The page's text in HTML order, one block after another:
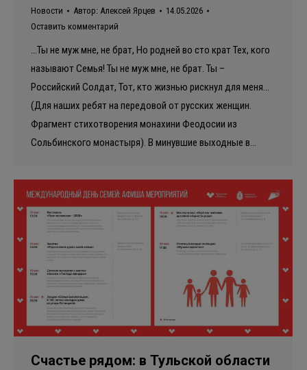
Новости Автор: Алексей Ярцев
14.05.2026
Оставить комментарий
…Ты не муж мне, не брат, Но родней во сто крат Тех, кого
называют Семья! Ты не муж мне, не брат. Ты –
Российский Солдат, Тот, кто жизнью рискнул для меня…
(Для наших ребят на передовой от русских женщин.
Фрагмент стихотворения монахини Феодосии из
Сольбинского монастыря). В минувшие выходные в…
Счастье рядом: в Тульской области